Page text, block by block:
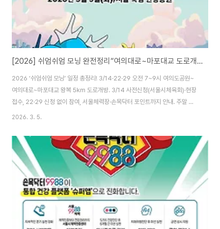
[2026] 쉬엄쉬엄 모닝 완전정리“여의대로~마포대교 도로개방” 주말 아침 7~9시, 걷기·달리기·자전거 다 OK
2026 ‘쉬엄쉬엄 모닝’ 일정 총정리! 3/14·22·29 오전 7~9시 여의도공원~
여의대로~마포대교 왕복 5km 도로개방. 3/14 사전신청(서울시체육회)·현장
접수, 22·29 신청 없이 참여, 서울체력장·손목닥터 포인트까지 안내. 주말 이
른 아침(차가 적은 시간), 서울 도심 도로가 차량 중심에서 시민 운동·여가 공간
경쟁형 마라톤이 아니라, 걷기·달리기·자전거·유아차 산책·반려동물 동반까지
원하는 방식으로 “가볍게” 즐기는 열린 생활체육 프로그램이에요. 1) 한눈에
보는 핵심 정보(표로 끝)구분 내용행사명쉬엄쉬엄 모닝(시범 운영)일시3/14,
3/22, 3/29 오전..
2026. 3. 5.